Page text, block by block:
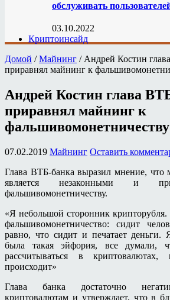
обслуживать
03.10.2022
Криптоинсайд
Домой / Майнинг / Андрей Костин
приравнял майнинг к
Андрей Костин глава
приравнял майнинг к
фальшивомонетничеству
07.02.2019 Майнинг Оставить
Глава ВТБ-банка выразил мнение, что
является незаконными и
фальшивомонетничеству.
«Я небольшой сторонник
фальшивомонетничество: сидит
равно, что сидит и печатает деньги.
была такая эйфория, все думали,
рассчитываться в
происходит»
Глава банка достаточно
криптовалютам и утверждает, что в